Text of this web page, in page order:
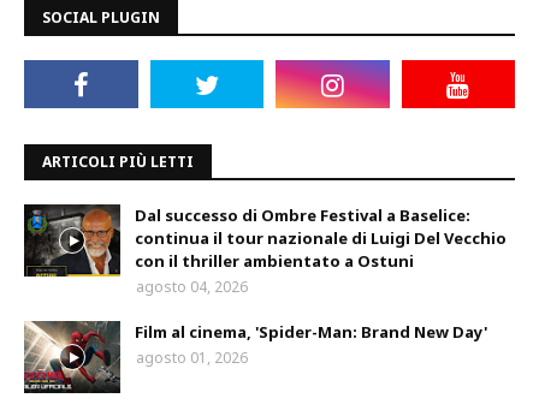
SOCIAL PLUGIN
ARTICOLI PIÙ LETTI
Dal successo di Ombre Festival a Baselice:
continua il tour nazionale di Luigi Del Vecchio
con il thriller ambientato a Ostuni
agosto 04, 2026
Film al cinema, 'Spider-Man: Brand New Day'
agosto 01, 2026